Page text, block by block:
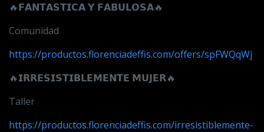
🔥𝗙𝗔𝗡𝗧𝗔𝗦𝗧𝗜𝗖𝗔𝗬 𝗙𝗔𝗕𝗨𝗟𝗢𝗦𝗔🔥
Comunidad
https://productos.florenciadeffis.com/offers/spFWQqWj
🔥𝗜𝗥𝗥𝗘𝗦𝗜𝗦𝗧𝗜𝗕𝗟𝗘𝗠𝗘𝗡𝗧𝗘 𝗠𝗨𝗝𝗘𝗥🔥
Taller
https://productos.florenciadeffis.com/irresistiblemente-